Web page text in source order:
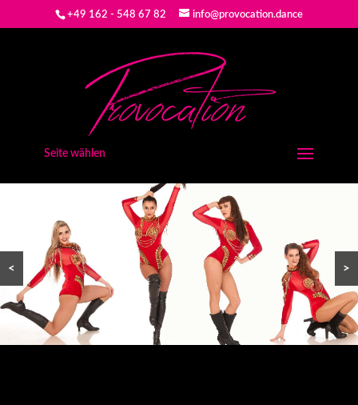
+49 162 - 548 67 82 info@provocation.dance
Seite wählen
< >